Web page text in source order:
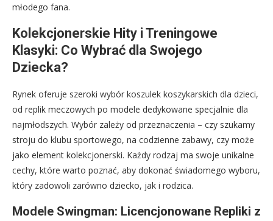
młodego fana.
Kolekcjonerskie Hity i Treningowe
Klasyki: Co Wybrać dla Swojego
Dziecka?
Rynek oferuje szeroki wybór koszulek koszykarskich dla dzieci,
od replik meczowych po modele dedykowane specjalnie dla
najmłodszych. Wybór zależy od przeznaczenia – czy szukamy
stroju do klubu sportowego, na codzienne zabawy, czy może
jako element kolekcjonerski. Każdy rodzaj ma swoje unikalne
cechy, które warto poznać, aby dokonać świadomego wyboru,
który zadowoli zarówno dziecko, jak i rodzica.
Modele Swingman: Licencjonowane Repliki z